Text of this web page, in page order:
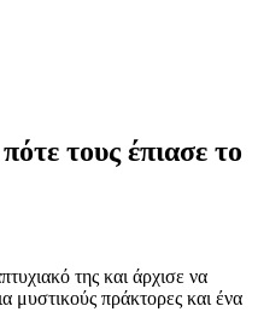
τους έπιασε το
της και άρχισε να
μυστικούς πράκτορες και ένα